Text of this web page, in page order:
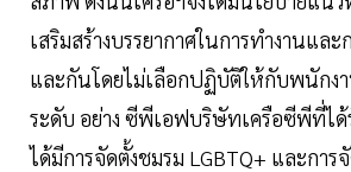
เสริมสร้างบรรยากาศในการทำงานและ
และกันโดยไม่เลือกปฏิบัติให้กับพนักง
ระดับ อย่าง ซีพีเอฟบริษัทเครือซีพีที่ได้
ได้มีการจัดตั้งชมรม LGBTQ+ และกา